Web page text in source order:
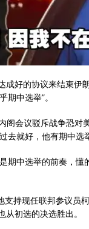
成好的协议来结束伊
中选举”。
会议驳斥战争恐对
就好，他有期中选举
期中选举的前奏，懂
持现任联邦参议员
初选的决选胜出。